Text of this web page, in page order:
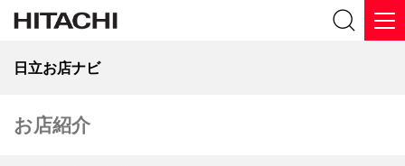
日立お店ナビ
お店紹介